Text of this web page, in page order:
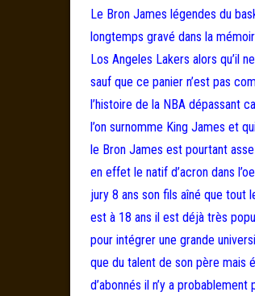
Le Bron James légendes du
longtemps gravé dans la
Los Angeles Lakers alors qu’il
sauf que ce panier n’est pas
l’histoire de la NBA dépassant
l’on surnomme King James et
le Bron James est pourtant
en effet le natif d’acron dans
jury 8 ans son fils aîné que tout
est à 18 ans il est déjà très
pour intégrer une grande
que du talent de son père mais
d’abonnés il n’y a